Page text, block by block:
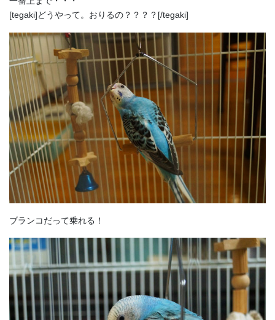
[tegaki]どうやって。おりるの？？？？[/tegaki]
ブランコだって乗れる！